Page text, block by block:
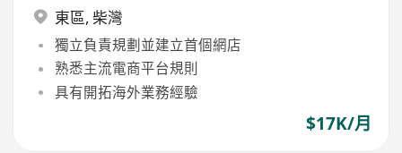
東區, 柴灣
獨立負責規劃並建立首個網店
熟悉主流電商平台規則
具有開拓海外業務經驗
$17K/月